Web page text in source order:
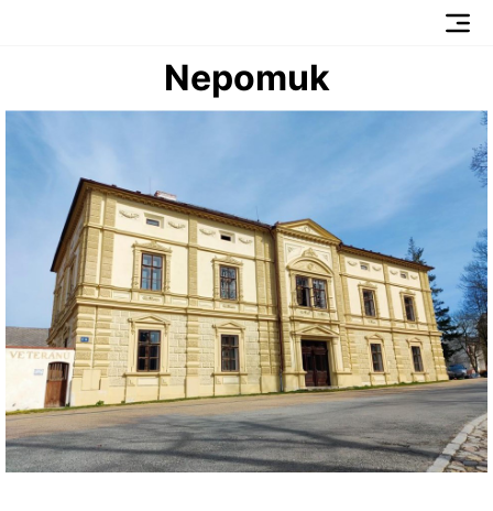
Nepomuk